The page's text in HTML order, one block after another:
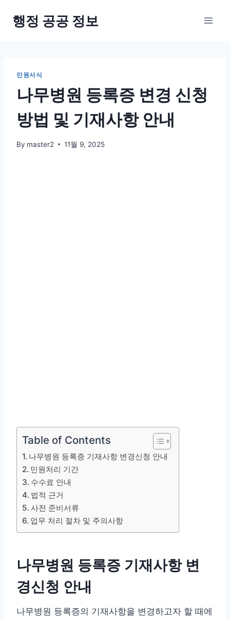
행정 공공 정보
민원서식
나무병원 등록증 변경 신청
방법 및 기재사항 안내
By master2 11월 9, 2025
Table of Contents
나무병원 등록증 기재사항 변경신청 안내
민원처리 기간
수수료 안내
법적 근거
사전 준비서류
업무 처리 절차 및 주의사항
나무병원 등록증 기재사항 변
경신청 안내
나무병원 등록증의 기재사항을 변경하고자 할 때에